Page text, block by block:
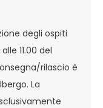
degli ospiti
11.00 del
rilascio è
La